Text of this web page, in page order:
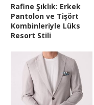
Rafine Şıklık: Erkek
Pantolon ve Tişört
Kombinleriyle Lüks
Resort Stili